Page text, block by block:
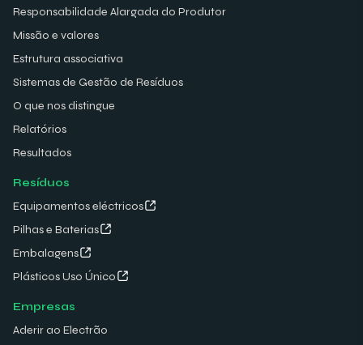
Responsabilidade Alargada do Produtor
Missão e valores
Estrutura associativa
Sistemas de Gestão de Resíduos
O que nos distingue
Relatórios
Resultados
Resíduos
Equipamentos eléctricos
Pilhas e Baterias
Embalagens
Plásticos Uso Único
Empresas
Aderir ao Electrão